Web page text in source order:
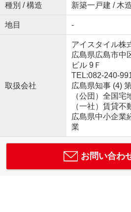
種別 / 構造 新築一戸建 / 木
地目 -
取扱会社
アイスタイル株
広島県広島市中
ビル 9Ｆ
TEL:082-240-
広島県知事 (4)
（公団）全国宅
（一社）賃貸不
広島県中小企業
業
お問い合わ